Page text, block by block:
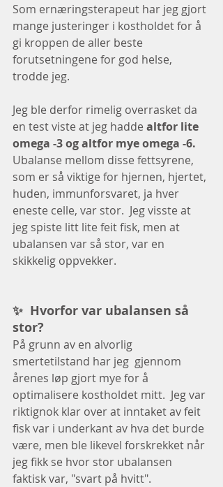
Som ernæringsterapeut har jeg gjort
mange justeringer i kostholdet for å
gi kroppen de aller beste
forutsetningene for god helse,
trodde jeg.
Jeg ble derfor rimelig overrasket da
en test viste at jeg hadde altfor lite
omega -3 og altfor mye omega -6.
Ubalanse mellom disse fettsyrene,
som er så viktige for hjernen, hjertet,
huden, immunforsvaret, ja hver
eneste celle, var stor.  Jeg visste at
jeg spiste litt lite feit fisk, men at
ubalansen var så stor, var en
skikkelig oppvekker.
✨  Hvorfor var ubalansen så
stor?
På grunn av en alvorlig
smertetilstand har jeg  gjennom
årenes løp gjort mye for å
optimalisere kostholdet mitt.  Jeg var
riktignok klar over at inntaket av feit
fisk var i underkant av hva det burde
være, men ble likevel forskrekket når
jeg fikk se hvor stor ubalansen
faktisk var, "svart på hvitt".